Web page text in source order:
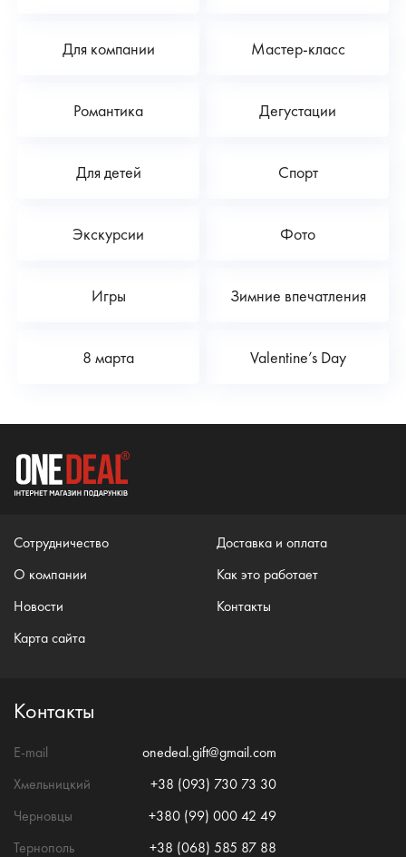
Для компании Мастер-класс
Романтика Дегустации
Для детей Спорт
Экскурсии Фото
Игры Зимние впечатления
8 марта Valentine’s Day
Сотрудничество
О компании
Новости
Карта сайта
Доставка и оплата
Как это работает
Контакты
Контакты
E-mail
onedeal.gift@gmail.com
Хмельницкий
+38 (093) 730 73 30
Черновцы
+380 (99) 000 42 49
Тернополь
+38 (068) 585 87 88